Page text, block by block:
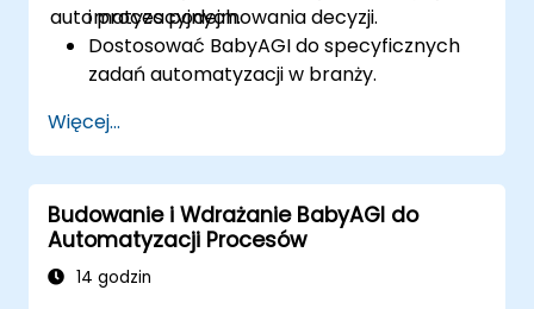
automatyzacyjnych.
i proces podejmowania decyzji.
Dostosować BabyAGI do specyficznych
zadań automatyzacji w branży.
wykorzystanie zasobów.
Integrować BabyAGI z systemami
przedsiębiorstw, API i zewnętrznymi
narzędziami.
Wdrażać i skalować BabyAGI w
środowiskach chmurowych.
Więcej...
Budowanie i Wdrażanie BabyAGI do
Automatyzacji Procesów
14 godzin